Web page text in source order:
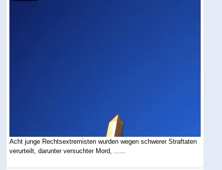
Acht junge Rechtsextremisten wurden wegen schwerer Straftaten
verurteilt, darunter versuchter Mord, ......